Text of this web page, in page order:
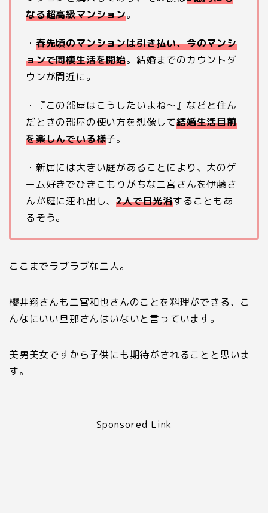
なる超高級マンション。
・ 春先頃のマンションは引き払い、今のマンシ
ョンで同棲生活を開始。結婚までのカウントダ
ウンが間近に。
・『この部屋はこうしたいよね～』などと住ん
だときの部屋の使い方を想像して結婚生活目前
を楽しんでいる様子。
・新居には大きい庭があることにより、大のゲ
ーム好きでひきこもりがちな二宮さんを伊藤さ
んが庭に連れ出し、2人で日光浴することもあ
るそう。
ここまでラブラブな二人。
櫻井翔さんも二宮和也さんのことを料理ができる、こ
んなにいい旦那さんはいないと言っています。
美男美女ですから子供にも期待がされることと思いま
す。
Sponsored Link